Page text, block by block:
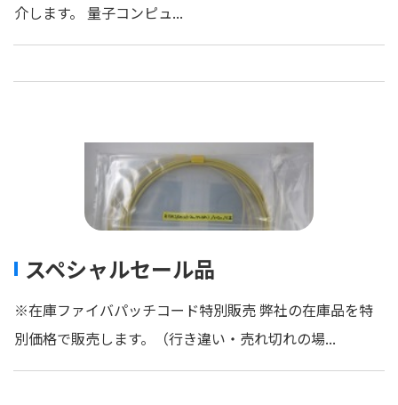
介します。 量子コンピュ...
スペシャルセール品
※在庫ファイバパッチコード特別販売 弊社の在庫品を特
別価格で販売します。（行き違い・売れ切れの場...